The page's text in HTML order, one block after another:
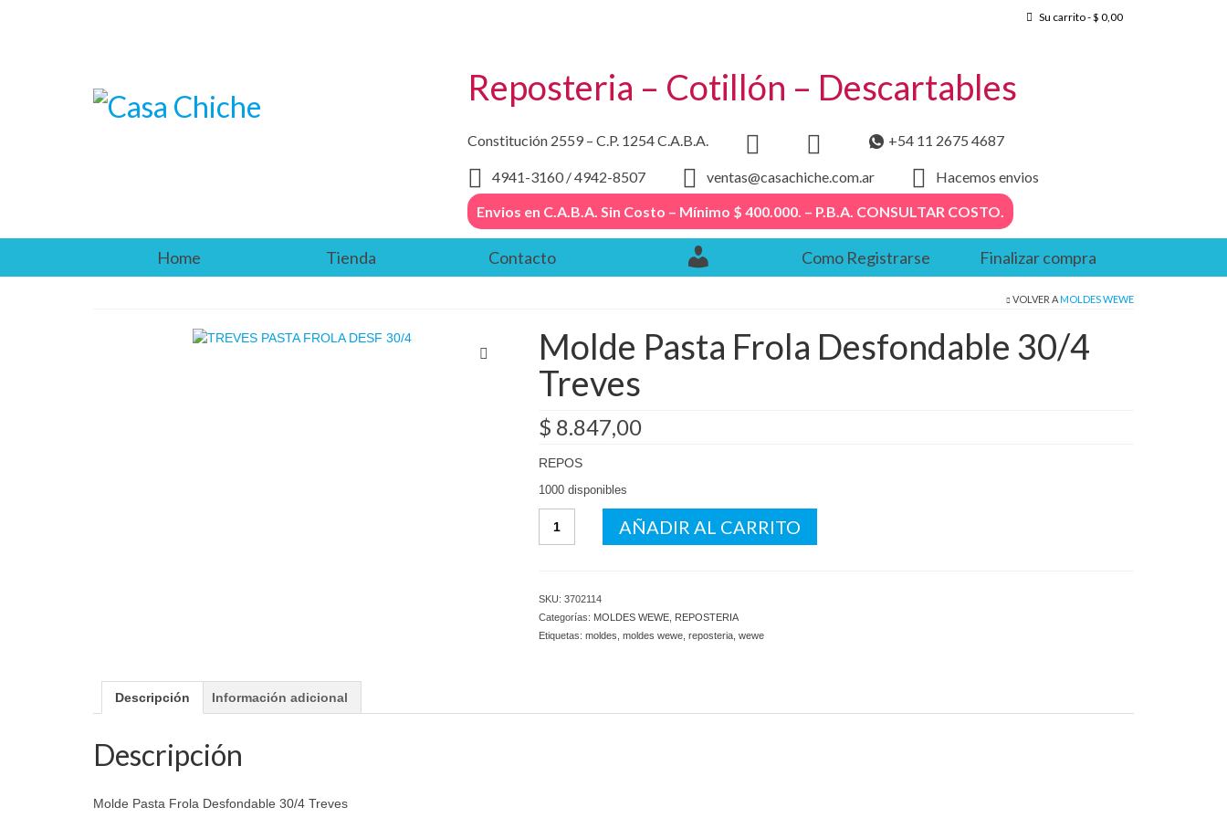
Su carrito-$ 0,00
Reposteria – Cotillón – Descartables
Constitución 2559 – C.P. 1254 C.A.B.A. +54 11 2675 4687
4941-3160 / 4942-8507 ventas@casachiche.com.ar
Hacemos envios
Envios en C.A.B.A. Sin Costo – Mínimo $ 400.000. – P.B.A. CONSULTAR COSTO.
Home Tienda Contacto Como Registrarse Finalizar compra
VOLVER AMOLDES WEWE
Molde Pasta Frola Desfondable 30/4
Treves
$ 8.847,00
REPOS
1000 disponibles
Pasta
cantidad
AÑADIR AL CARRITO
SKU: 3702114
Categorías: MOLDES WEWE, REPOSTERIA
Etiquetas: moldes moldes wewe, reposteria, wewe
Descripción Información adicional
Descripción
Molde Pasta Frola Desfondable 30/4 Treves